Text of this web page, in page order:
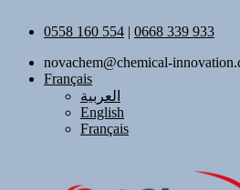
0558 160 554 | 0668 339 933
novachem@chemical-
Français
العربية
English
Français